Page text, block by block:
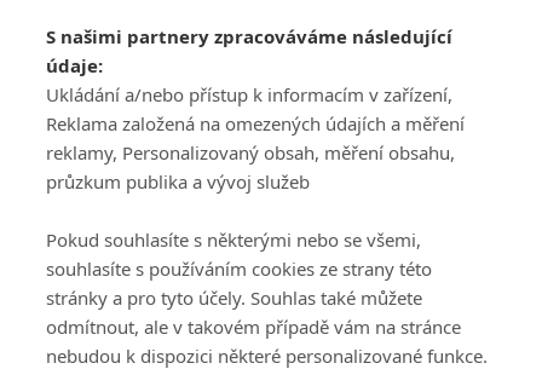
S našimi partnery zpracováváme následující
údaje:
Ukládání a/nebo přístup k informacím v zařízení,
Reklama založená na omezených údajích a měření
reklamy, Personalizovaný obsah, měření obsahu,
průzkum publika a vývoj služeb
Pokud souhlasíte s některými nebo se všemi,
souhlasíte s používáním cookies ze strany této
stránky a pro tyto účely. Souhlas také můžete
odmítnout, ale v takovém případě vám na stránce
nebudou k dispozici některé personalizované funkce.
Všeobecné obchodní
podmínky služby
GolfExtra.cz Premium
Podmínky zpracování
osobních údajů při
GolfExtra
Ceník GolfExtra.cz
Premium
Doporučené odkazy
ATV CZ, s.r.o.
140 00 Praha 4